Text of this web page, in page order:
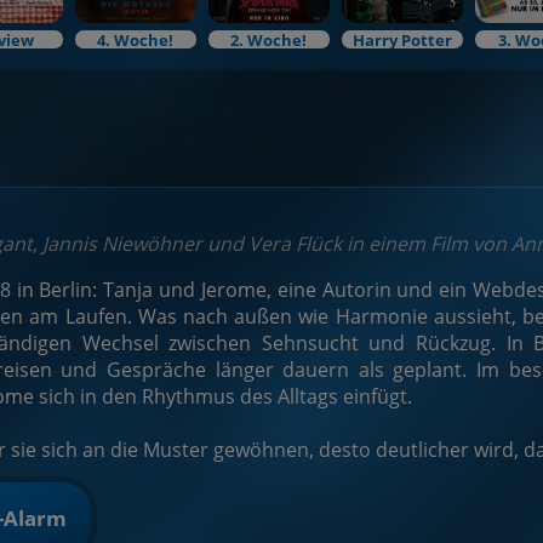
4. Woche! 2. Woche! Harry Potter 3.
Jannis Niewöhner und Vera Flück in einem Film von
in Berlin: Tanja und Jerome, eine Autorin und ein
am Laufen. Was nach außen wie Harmonie aussieht,
Wechsel zwischen Sehnsucht und Rückzug.
und Gespräche länger dauern als geplant. Im
sich in den Rhythmus des Alltags einfügt.
sie sich an die Muster gewöhnen, desto deutlicher wird,